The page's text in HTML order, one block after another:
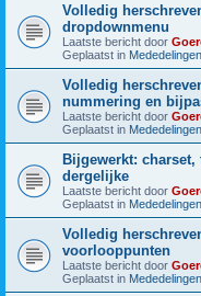
Volledig
dropdownmenu
Laatste bericht door
Geplaatst in Mededelingen
Volledig
nummering en
Laatste bericht door
Geplaatst in Mededelingen
Bijgewerkt: charset,
dergelijke
Laatste bericht door
Geplaatst in Mededelingen
Volledig
voorlooppunten
Laatste bericht door
Geplaatst in Mededelingen